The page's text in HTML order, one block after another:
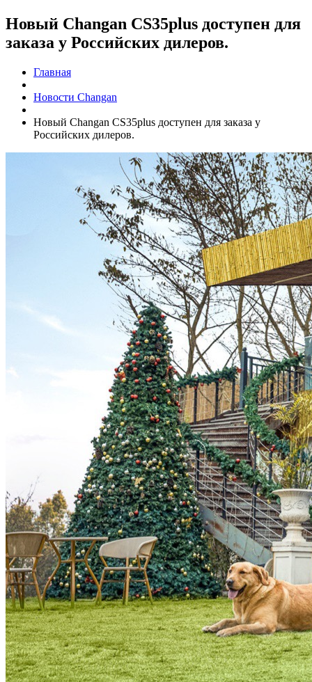
Новый Changan CS35plus доступен для
заказа у Российских дилеров.
Главная
Новости Changan
Новый Changan CS35plus доступен для заказа у
Российских дилеров.